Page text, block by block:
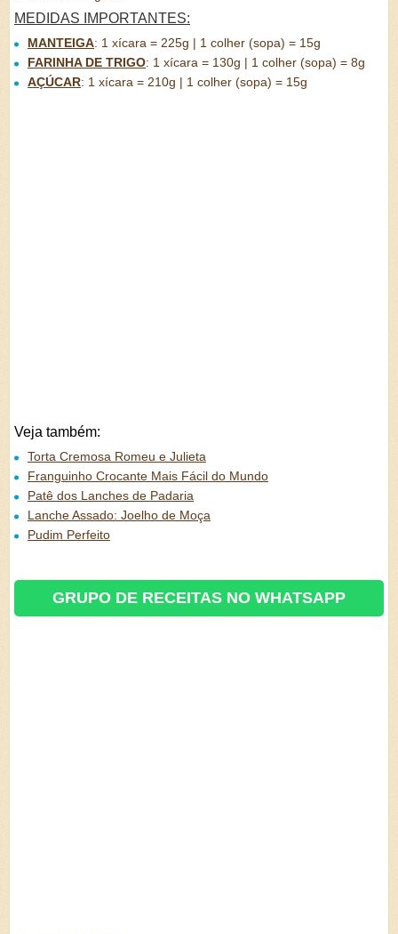
MEDIDAS IMPORTANTES:
MANTEIGA: 1 xícara = 225g | 1 colher (sopa) = 15g
FARINHA DE TRIGO: 1 xícara = 130g | 1 colher (sopa) = 8g
AÇÚCAR: 1 xícara = 210g | 1 colher (sopa) = 15g
Veja também:
Torta Cremosa Romeu e Julieta
Franguinho Crocante Mais Fácil do Mundo
Patê dos Lanches de Padaria
Lanche Assado: Joelho de Moça
Pudim Perfeito
GRUPO DE RECEITAS NO WHATSAPP